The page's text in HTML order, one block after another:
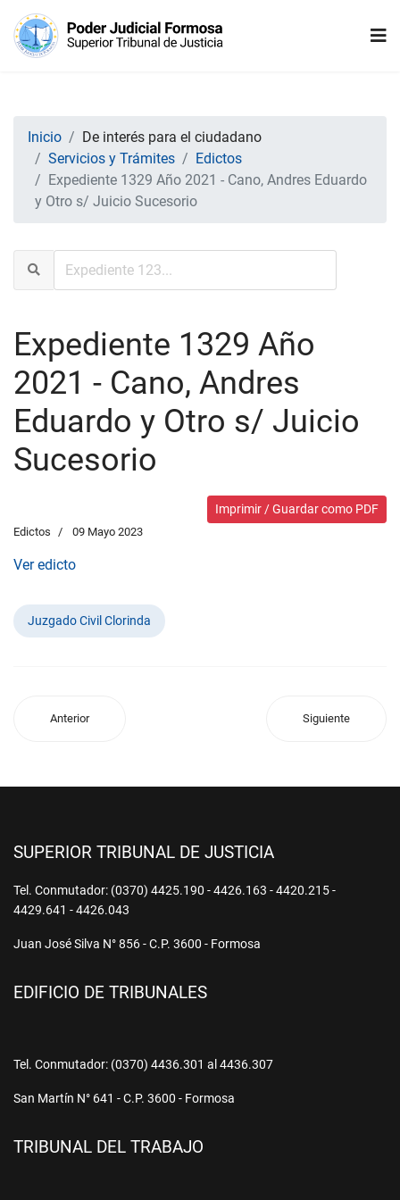
Inicio
De interés para el ciudadano
Servicios y Trámites
Edictos
Expediente 1329 Año 2021 - Cano, Andres Eduardo
y Otro s/ Juicio Sucesorio
Expediente 1329 Año
2021 - Cano, Andres
Eduardo y Otro s/ Juicio
Sucesorio
Imprimir / Guardar como PDF
Edictos 09 Mayo 2023
Ver edicto
Juzgado Civil Clorinda
Anterior Siguiente
SUPERIOR TRIBUNAL DE JUSTICIA
Tel. Conmutador: (0370) 4425.190 - 4426.163 - 4420.215 -
4429.641 - 4426.043
Juan José Silva N° 856 - C.P. 3600 - Formosa
EDIFICIO DE TRIBUNALES
Tel. Conmutador: (0370) 4436.301 al 4436.307
San Martín N° 641 - C.P. 3600 - Formosa
TRIBUNAL DEL TRABAJO